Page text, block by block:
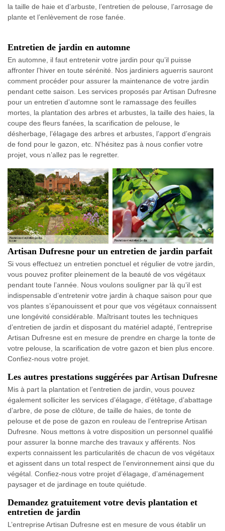
la taille de haie et d’arbuste, l’entretien de pelouse, l’arrosage de
plante et l’enlèvement de rose fanée.
Entretien de jardin en automne
En automne, il faut entretenir votre jardin pour qu’il puisse
affronter l’hiver en toute sérénité. Nos jardiniers aguerris sauront
comment procéder pour assurer la maintenance de votre jardin
pendant cette saison. Les services proposés par Artisan Dufresne
pour un entretien d’automne sont le ramassage des feuilles
mortes, la plantation des arbres et arbustes, la taille des haies, la
coupe des fleurs fanées, la scarification de pelouse, le
désherbage, l’élagage des arbres et arbustes, l’apport d’engrais
de fond pour le gazon, etc. N’hésitez pas à nous confier votre
projet, vous n’allez pas le regretter.
Artisan Dufresne pour un entretien de jardin parfait
Si vous effectuez un entretien ponctuel et régulier de votre jardin,
vous pouvez profiter pleinement de la beauté de vos végétaux
pendant toute l’année. Nous voulons souligner par là qu’il est
indispensable d’entretenir votre jardin à chaque saison pour que
vos plantes s’épanouissent et pour que vos végétaux connaissent
une longévité considérable. Maîtrisant toutes les techniques
d’entretien de jardin et disposant du matériel adapté, l’entreprise
Artisan Dufresne est en mesure de prendre en charge la tonte de
votre pelouse, la scarification de votre gazon et bien plus encore.
Confiez-nous votre projet.
Les autres prestations suggérées par Artisan Dufresne
Mis à part la plantation et l’entretien de jardin, vous pouvez
également solliciter les services d’élagage, d’étêtage, d’abattage
d’arbre, de pose de clôture, de taille de haies, de tonte de
pelouse et de pose de gazon en rouleau de l’entreprise Artisan
Dufresne. Nous mettons à votre disposition un personnel qualifié
pour assurer la bonne marche des travaux y afférents. Nos
experts connaissent les particularités de chacun de vos végétaux
et agissent dans un total respect de l’environnement ainsi que du
végétal. Confiez-nous votre projet d’élagage, d’aménagement
paysager et de jardinage en toute quiétude.
Demandez gratuitement votre devis plantation et
entretien de jardin
L’entreprise Artisan Dufresne est en mesure de vous établir un